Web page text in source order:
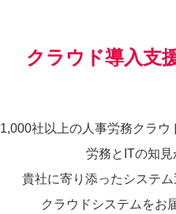
クラウド導入支
1,000社以上の人事労務クラウ
労務とITの知見
貴社に寄り添ったシステム
クラウドシステムをお